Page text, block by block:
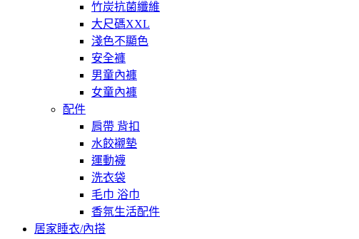
竹炭抗菌纖維
大尺碼XXL
淺色不顯色
安全褲
男童內褲
女童內褲
配件
肩帶 背扣
水餃襯墊
運動襪
洗衣袋
毛巾 浴巾
香氛生活配件
居家睡衣/內搭